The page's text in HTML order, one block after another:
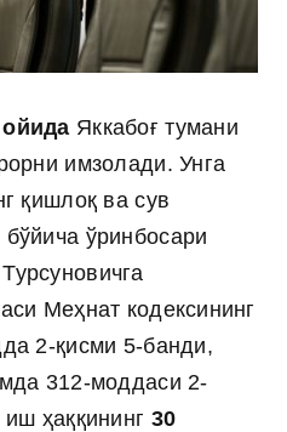
Яккабоғ тумани
имзолади. Унга
қишлоқ ва сув
ўринбосари
Меҳнат кодексининг
2-қисми 5-банди,
312-моддаси 2-
ҳаққининг 30